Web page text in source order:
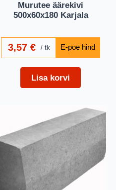
Murutee äärekivi
500x60x180 Karjala
3,57€ tk
Lisa korvi